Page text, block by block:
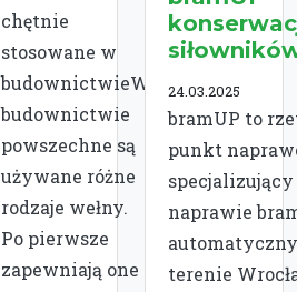
chętnie
stosowane w
budownictwieW
budownictwie
powszechne są
używane różne
rodzaje wełny.
Po pierwsze
zapewniają one
24.03.2025
bramUP to
punkt
naprawie
terenie